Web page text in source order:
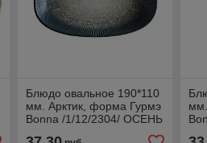
Блюдо овальное 190*110
мм. Арктик, форма Гурмэ
Bonna /1/12/2304/ ОСЕНЬ